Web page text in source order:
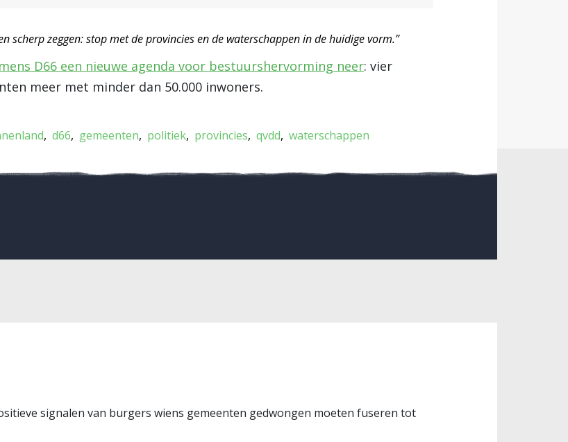
scherp zeggen: stop met de provincies en de waterschappen in de huidige vorm.”
D66 een nieuwe agenda voor bestuurshervorming neer: vier
meer met minder dan 50.000 inwoners.
d66 gemeenten politiek provincies qvdd waterschappen
signalen van burgers wiens gemeenten gedwongen moeten fuseren tot